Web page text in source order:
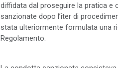
diffidata dal proseguire la pratica
sanzionate dopo l’iter di
stata ulteriormente formulata una
Regolamento.